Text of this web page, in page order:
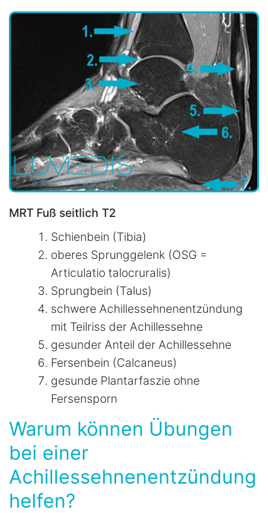
MRT Fuß seitlich T2
Schienbein (Tibia)
oberes Sprunggelenk (OSG =
Articulatio talocruralis)
Sprungbein (Talus)
schwere Achillessehnenentzündung
mit Teilriss der Achillessehne
gesunder Anteil der Achillessehne
Fersenbein (Calcaneus)
gesunde Plantarfaszie ohne
Fersensporn
Warum können Übungen
bei einer
Achillessehnenentzündung
helfen?